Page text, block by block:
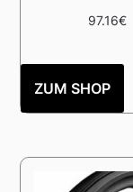
97.16€
ZUM SHOP